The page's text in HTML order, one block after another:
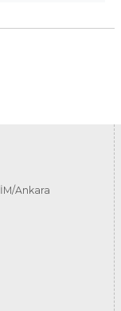
Ankara